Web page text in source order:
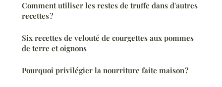
Comment utiliser les restes de truffe dans d'autres
recettes ?
Six recettes de velouté de courgettes aux pommes
de terre et oignons
Pourquoi privilégier la nourriture faite maison ?